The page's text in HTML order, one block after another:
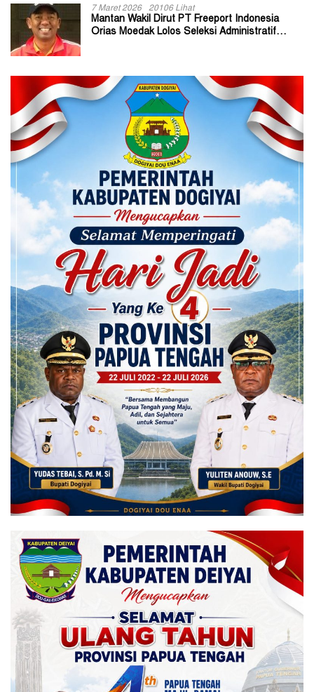
7 Maret 2026 20106 Lihat
Mantan Wakil Dirut PT Freeport Indonesia
Orias Moedak Lolos Seleksi Administratif